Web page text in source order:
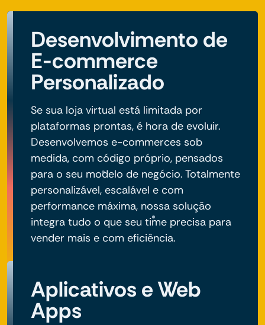
Desenvolvimento de
E-commerce
Personalizado
Se sua loja virtual está limitada por
plataformas prontas, é hora de evoluir.
Desenvolvemos e-commerces sob
medida, com código próprio, pensados
para o seu modelo de negócio. Totalmente
personalizável, escalável e com
performance máxima, nossa solução
integra tudo o que seu time precisa para
vender mais e com eficiência.
Aplicativos e Web
Apps